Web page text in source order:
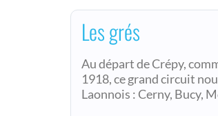
Les grés
Au départ de Crépy,
1918, ce grand circuit
Laonnois : Cerny, Bucy,